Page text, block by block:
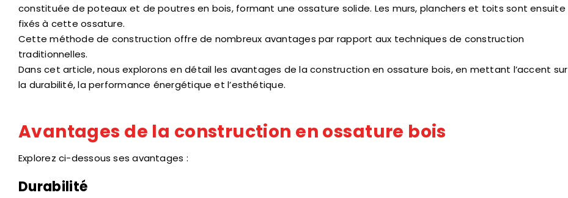
constituée de poteaux et de poutres en bois, formant une ossature solide. Les murs, planchers et toits sont ensuite
fixés à cette ossature.
Cette méthode de construction offre de nombreux avantages par rapport aux techniques de construction
traditionnelles.
Dans cet article, nous explorons en détail les avantages de la construction en ossature bois, en mettant l’accent sur
la durabilité, la performance énergétique et l’esthétique.
Avantages de la construction en ossature bois
Explorez ci-dessous ses avantages :
Durabilité